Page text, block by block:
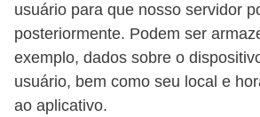
usuário para que nosso servidor
posteriormente. Podem ser
exemplo, dados sobre o
usuário, bem como seu local e
ao aplicativo.